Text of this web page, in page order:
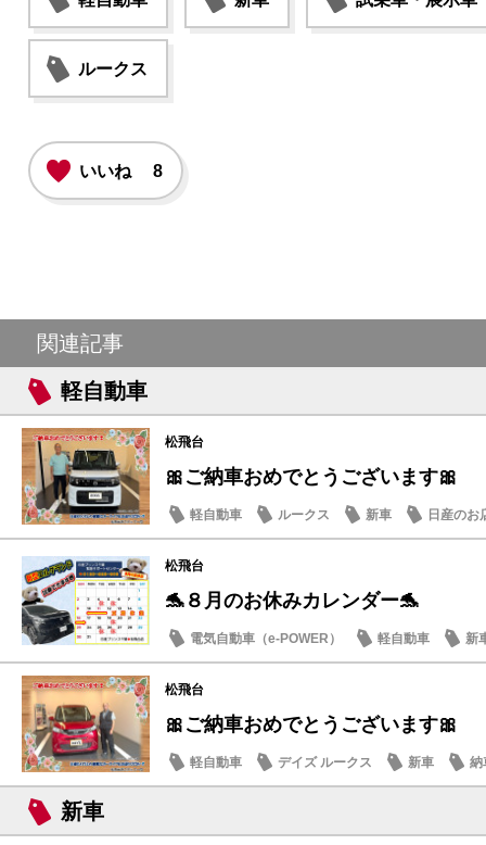
ルークス
いいね 8
関連記事
軽自動車
松飛台
🎀ご納車おめでとうございます🎀
軽自動車 ルークス 新車 日産のお
松飛台
🐬８月のお休みカレンダー🐬
電気自動車（e-POWER） 軽自動車
新
日産のお店
松飛台
🎀ご納車おめでとうございます🎀
軽自動車 デイズ ルークス 新車 納
新車